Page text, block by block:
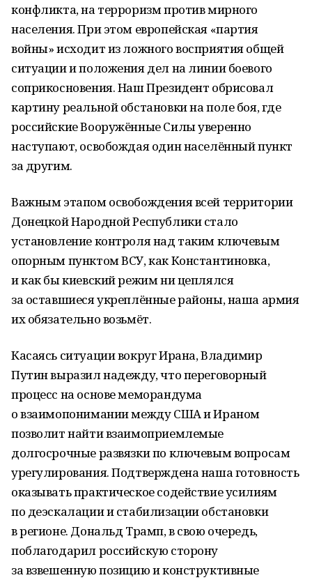
конфликта, на терроризм против мирного
населения. При этом европейская «партия
войны» исходит из ложного восприятия общей
ситуации и положения дел на линии боевого
соприкосновения. Наш Президент обрисовал
картину реальной обстановки на поле боя, где
российские Вооружённые Силы уверенно
наступают, освобождая один населённый пункт
за другим.
Важным этапом освобождения всей территории
Донецкой Народной Республики стало
установление контроля над таким ключевым
опорным пунктом ВСУ, как Константиновка,
и как бы киевский режим ни цеплялся
за оставшиеся укреплённые районы, наша армия
их обязательно возьмёт.
Касаясь ситуации вокруг Ирана, Владимир
Путин выразил надежду, что переговорный
процесс на основе меморандума
о взаимопонимании между США и Ираном
позволит найти взаимоприемлемые
долгосрочные развязки по ключевым вопросам
урегулирования. Подтверждена наша готовность
оказывать практическое содействие усилиям
по деэскалации и стабилизации обстановки
в регионе. Дональд Трамп, в свою очередь,
поблагодарил российскую сторону
за взвешенную позицию и конструктивные